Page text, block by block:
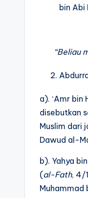
bin Abi
“Beliau
a). ‘Amr
disebutkan
Muslim dari
Dawud al-
b). Yahya
(al-Fath, 4/
Muhammad